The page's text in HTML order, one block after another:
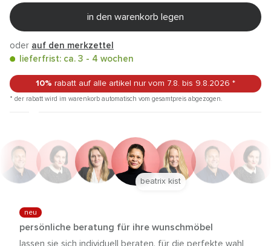
in den warenkorb legen
oder auf den merkzettel
lieferfrist: ca. 3 - 4 wochen
10% rabatt auf alle artikel nur vom 7.8. bis 9.8.2026 *
* der rabatt wird im warenkorb automatisch vom gesamtpreis abgezogen.
neu
persönliche beratung für ihre wunschmöbel
lassen sie sich individuell beraten, für die perfekte wahl
beatrix kist